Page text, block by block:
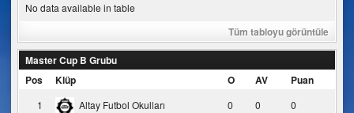
No data available in table
Tüm tabloyu görüntüle
Master Cup B Grubu
Pos
Klüp O AV Puan
1 Altay Futbol Okulları 0 0 0